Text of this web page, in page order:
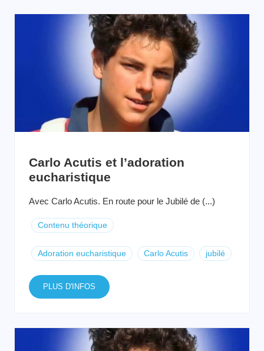
Carlo Acutis et l’adoration
eucharistique
Avec Carlo Acutis. En route pour le Jubilé de (...)
Contenu théorique
Adoration eucharistique Carlo Acutis jubilé
PLUS D'INFOS